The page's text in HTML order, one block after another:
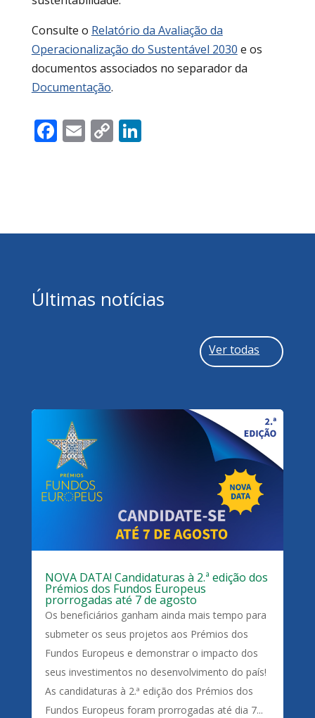
Consulte o Relatório da Avaliação da
Operacionalização do Sustentável 2030 e os
documentos associados no separador da
Documentação.
Facebook
Email
CopyLinkedIn
Últimas notícias
Ver todas
NOVA DATA! Candidaturas à 2.ª edição dos
Prémios dos Fundos Europeus
prorrogadas até 7 de agosto
Os beneficiários ganham ainda mais tempo para
submeter os seus projetos aos Prémios dos
Fundos Europeus e demonstrar o impacto dos
seus investimentos no desenvolvimento do país!
As candidaturas à 2.ª edição dos Prémios dos
Fundos Europeus foram prorrogadas até dia 7...